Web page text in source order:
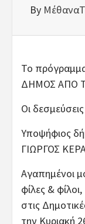
By
Το
ΔΗΜΟΣ ΑΠΟ
Οι
Υποψήφιος
ΓΙΩΡΓΟΣ
Αγαπημένοι
φίλες & φίλοι,
στις
την Κυριακή